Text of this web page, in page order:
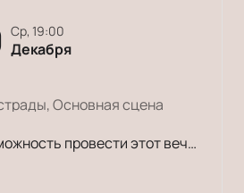
ср, 19:00
Декабря
Основная сцена
Не упустите возможность провести этот вечер в компании героев постановки «Это всё она»!